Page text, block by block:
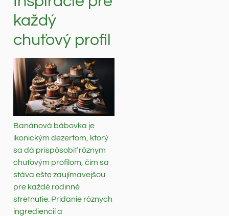
každý
chuťový profil
Banánová bábovka je
ikonickým dezertom, ktorý
sa dá prispôsobiť rôznym
chuťovým profilom, čím sa
stáva ešte zaujímavejšou
pre každé rodinné
stretnutie. Pridanie rôznych
ingrediencií a